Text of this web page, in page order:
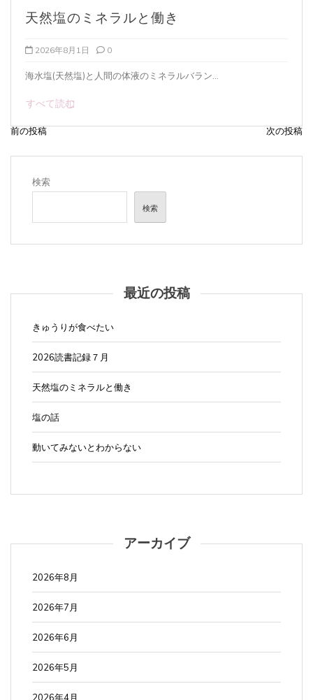
投
稿
ー
前の投稿 次の投稿
検索
検索
最近の投稿
きゅうりが食べたい
2026読書記録７月
天然塩のミネラルと働き
塩の話
動いてみないとわからない
アーカイブ
2026年8月
2026年7月
2026年6月
2026年5月
2026年4月